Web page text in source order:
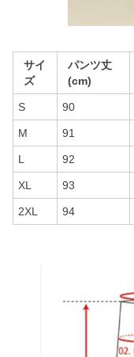
サイ
ズ
パンツ丈
(cm)
S 90
M 91
L 92
XL 93
2XL 94